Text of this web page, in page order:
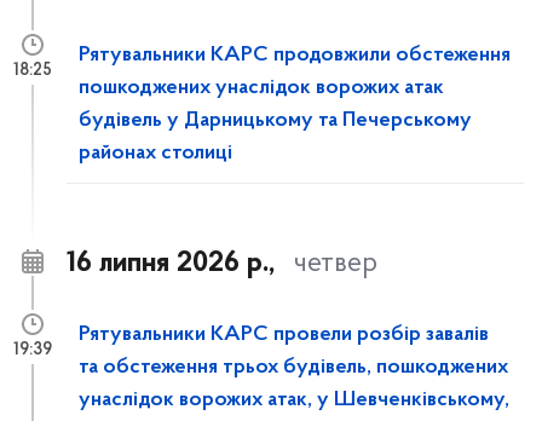
Рятувальники КАРС продовжили обстеження
пошкоджених унаслідок ворожих атак
будівель у Дарницькому та Печерському
районах столиці
18:25
16 липня 2026 р., четвер
Рятувальники КАРС провели розбір завалів
та обстеження трьох будівель, пошкоджених
унаслідок ворожих атак, у Шевченківському,
19:39